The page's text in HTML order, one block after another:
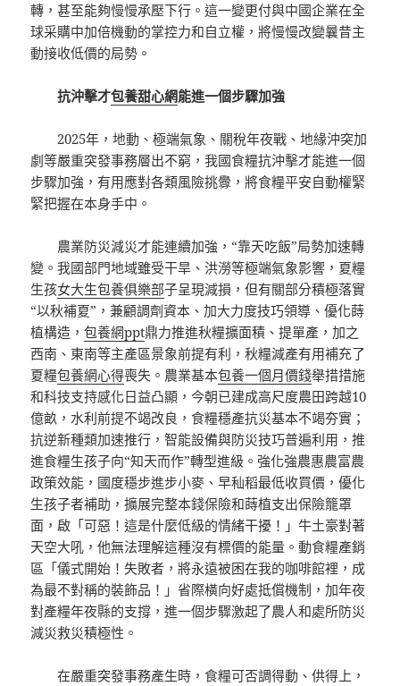
轉，甚至能夠慢慢承壓下行。這一變更付與中國企業在全
球采購中加倍機動的掌控力和自立權，將慢慢改變曩昔主
動接收低價的局勢。
抗沖擊才包養甜心網能進一個步驟加強
2025年，地動、極端氣象、關稅年夜戰、地緣沖突加
劇等嚴重突發事務層出不窮，我國食糧抗沖擊才能進一個
步驟加強，有用應對各類風險挑釁，將食糧平安自動權緊
緊把握在本身手中。
農業防災減災才能連續加強，“靠天吃飯”局勢加速轉
變。我國部門地域雖受干旱、洪澇等極端氣象影響，夏糧
生孩女大生包養俱樂部子呈現減損，但有關部分積極落實
“以秋補夏”，兼顧調劑資本、加大力度技巧領導、優化蒔
植構造，包養網ppt鼎力推進秋糧擴面積、提單產，加之
西南、東南等主產區景象前提有利，秋糧減產有用補充了
夏糧包養網心得喪失。農業基本包養一個月價錢舉措措施
和科技支持感化日益凸顯，今朝已建成高尺度農田跨越10
億畝，水利前提不竭改良，食糧穩產抗災基本不竭夯實；
抗逆新種類加速推行，智能設備與防災技巧普遍利用，推
進食糧生孩子向“知天而作”轉型進級。強化強農惠農富農
政策效能，國度穩步進步小麥、早秈稻最低收買價，優化
生孩子者補助，擴展完整本錢保險和蒔植支出保險籠罩
面，啟「可惡！這是什麼低級的情緒干擾！」牛土豪對著
天空大吼，他無法理解這種沒有標價的能量。動食糧產銷
區「儀式開始！失敗者，將永遠被困在我的咖啡館裡，成
為最不對稱的裝飾品！」省際橫向好處抵償機制，加年夜
對產糧年夜縣的支撐，進一個步驟激起了農人和處所防災
減災救災積極性。
在嚴重突發事務產生時，食糧可否調得動、供得上，